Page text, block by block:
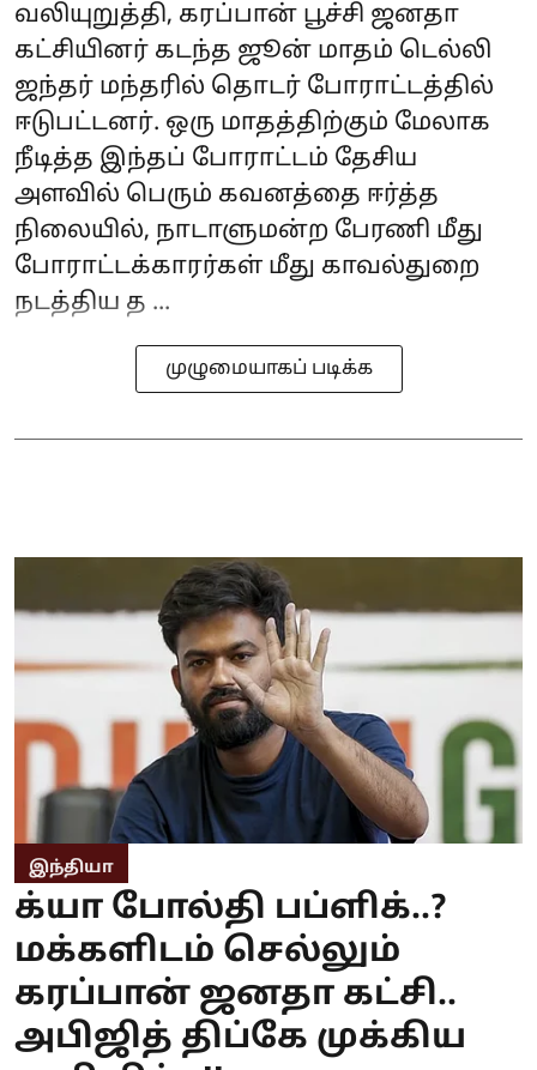
வலியுறுத்தி, கரப்பான் பூச்சி ஜனதா
கட்சியினர் கடந்த ஜூன் மாதம் டெல்லி
ஜந்தர் மந்தரில் தொடர் போராட்டத்தில்
ஈடுபட்டனர். ஒரு மாதத்திற்கும் மேலாக
நீடித்த இந்தப் போராட்டம் தேசிய
அளவில் பெரும் கவனத்தை ஈர்த்த
நிலையில், நாடாளுமன்ற பேரணி மீது
போராட்டக்காரர்கள் மீது காவல்துறை
நடத்திய த ...
முழுமையாகப் படிக்க
இந்தியா
க்யா போல்தி பப்ளிக்..?
மக்களிடம் செல்லும்
கரப்பான் ஜனதா கட்சி..
அபிஜித் திப்கே முக்கிய